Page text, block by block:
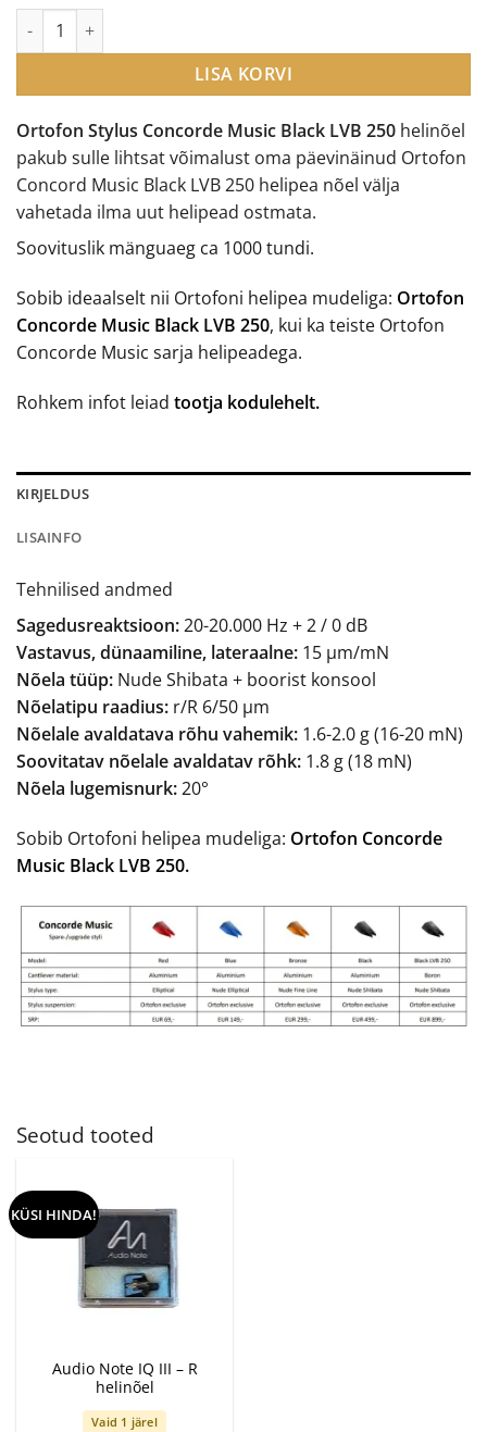
Ortofon Stylus Concorde Music Black LVB 250 helinõel
pakub sulle lihtsat võimalust oma päevinäinud Ortofon
Concord Music Black LVB 250 helipea nõel välja
vahetada ilma uut helipead ostmata.
Soovituslik mänguaeg ca 1000 tundi.
Sobib ideaalselt nii Ortofoni helipea mudeliga: Ortofon
Concorde Music Black LVB 250, kui ka teiste Ortofon
Concorde Music sarja helipeadega.
Rohkem infot leiad tootja kodulehelt.
Ortofon Stylus Concorde Music Black LVB 250 helinõel kogus
LISA KORVI
KIRJELDUS
LISAINFO
Tehnilised andmed
Sagedusreaktsioon:20-20.000 Hz + 2 / 0 dB
Vastavus, dünaamiline, lateraalne: 15 µm/mN
Nõela tüüp: Nude Shibata + boorist konsool
Nõelatipu raadius: r/R 6/50 µm
Nõelale avaldatava rõhu vahemik: 1.6-2.0 g (16-20 mN)
Soovitatav nõelale avaldatav rõhk: 1.8 g (18 mN)
Nõela lugemisnurk:20°
Sobib Ortofoni helipea mudeliga: Ortofon Concorde
Music Black LVB 250.
Seotud tooted
KÜSI HINDA!
Audio Note IQ III – R
helinõel
Vaid 1 järel